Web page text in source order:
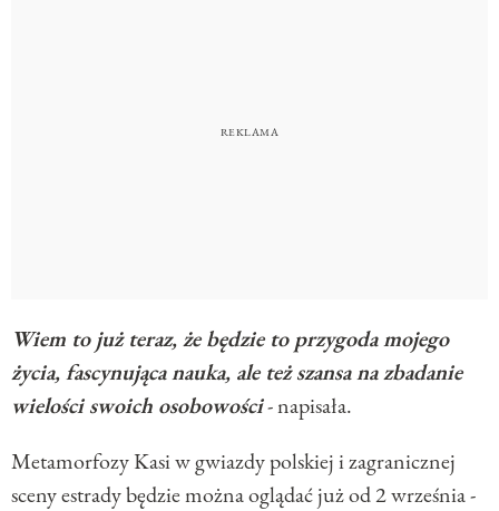
Wiem to już teraz, że będzie to przygoda mojego
życia, fascynująca nauka, ale też szansa na zbadanie
wielości swoich osobowości- napisała.
Metamorfozy Kasi w gwiazdy polskiej i zagranicznej
sceny estrady będzie można oglądać już od 2 września -